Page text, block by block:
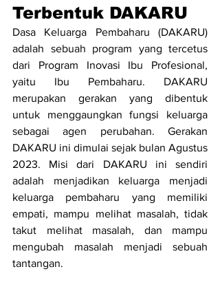
Terbentuk DAKARU
Dasa Keluarga Pembaharu (DAKARU)
adalah sebuah program yang tercetus
dari Program Inovasi Ibu Profesional,
yaitu Ibu Pembaharu. DAKARU
merupakan gerakan yang dibentuk
untuk menggaungkan fungsi keluarga
sebagai agen perubahan. Gerakan
DAKARU ini dimulai sejak bulan Agustus
2023. Misi dari DAKARU ini sendiri
adalah menjadikan keluarga menjadi
keluarga pembaharu yang memiliki
empati, mampu melihat masalah, tidak
takut melihat masalah, dan mampu
mengubah masalah menjadi sebuah
tantangan.